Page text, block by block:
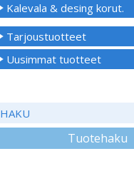
Kalevala & desing korut.
Tarjoustuotteet
Uusimmat tuotteet
HAKU
Tuotehaku